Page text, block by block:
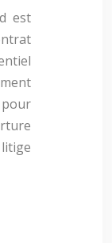
est